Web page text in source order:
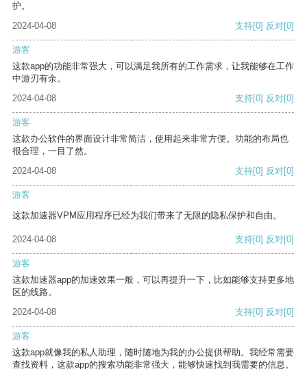
护。
2024-04-08
支持[0] 反对[0]
游客
这款app的功能非常强大，可以满足我所有的工作需求，让我能够在工作
中游刃有余。
2024-04-08
支持[0] 反对[0]
游客
这款办公软件的界面设计非常简洁，使用起来非常方便。功能的布局也
很合理，一目了然。
2024-04-08
支持[0] 反对[0]
游客
这款加速器VPM应用程序已经为我们带来了无限的隐私保护和自由。
2024-04-08 支持[0] 反对[0]
游客
这款加速器app的加速效果一般，可以再提升一下，比如能够支持更多地
区的线路。
2024-04-08
支持[0] 反对[0]
游客
这款app就像我的私人助理，随时随地为我的办公提供帮助。我经常需要
查找资料，这款app的搜索功能非常强大，能够快速找到我需要的信息。